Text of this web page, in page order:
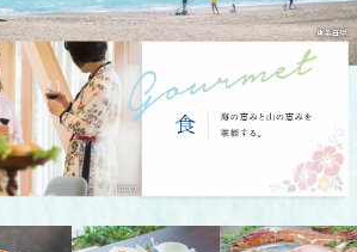
東条海岸
image